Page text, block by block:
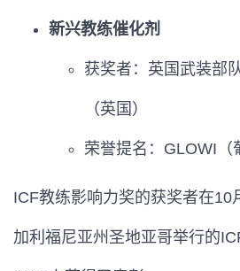
新兴教练催化剂
获奖者：英国武装部
（英国）
荣誉提名：GLOWI（
ICF教练影响力奖的获奖者在10
加利福尼亚州圣地亚哥举行的